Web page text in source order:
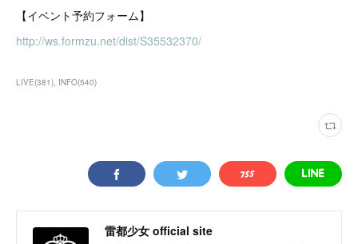
【イベント予約フォーム】
http://ws.formzu.net/dist/S35532370/
LIVE(381) INFO(540)
雷都少女 official site